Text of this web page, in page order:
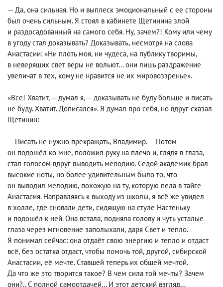
— Да, она сильная. Но и выплеск эмоциональный с ее стороны
был очень сильным. Я стоял в кабинете Щетинина злой
и раздосадованный на самого себя. Ну, зачем?! Кому или чему
в угоду стал доказывать? Доказывать, несмотря на слова
Анастасии: «Ни плоть моя, ни чудеса, на публику творимы,
в неверящих свет веры не вольют… они лишь раздражение
увеличат в тех, кому не нравится не их мировоззренье».
«Все! Хватит, — думал я, — доказывать не буду больше и писать
не буду. Хватит. Дописался». Я думал про себя, но вдруг сказал
Щетинин:
— Писать не нужно прекращать, Владимир. — Потом
он подошёл ко мне, положил руку на плечо и, глядя в глаза,
стал голосом вдруг выводить мелодию. Седой академик брал
высокие ноты, но более удивительным было то, что
он выводил мелодию, похожую на ту, которую пела в тайге
Анастасия. Направляясь к выходу из школы, я всё же увидел
в холле, где сновали дети, сидящую на стуле Настеньку
и подошёл к ней. Она встала, подняла голову и чуть усталые
глаза через мгновение заполыхали, даря Свет и тепло.
Я понимал сейчас: она отдаёт свою энергию и тепло и отдаст
всё, без остатка отдаст, чтобы помочь той, другой, сибирской
Анастасии, её мечте. Ставшей теперь их общей мечтой.
Да что же это творится такое? В чем сила той мечты? Зачем
они?.. С полной самоотдачей… И этот детский взгляд…